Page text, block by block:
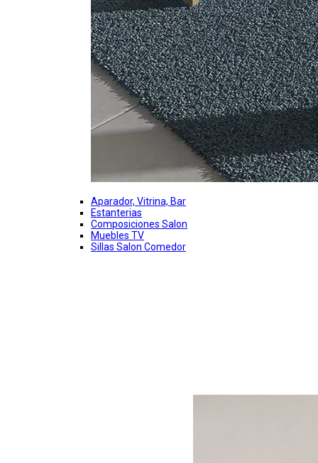
Aparador, Vitrina, Bar
Estanterias
Composiciones Salon
Muebles TV
Sillas Salon Comedor